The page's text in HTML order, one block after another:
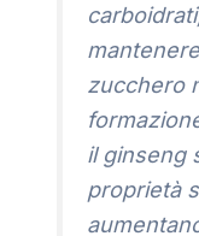
zucchero
il ginseng
proprietà